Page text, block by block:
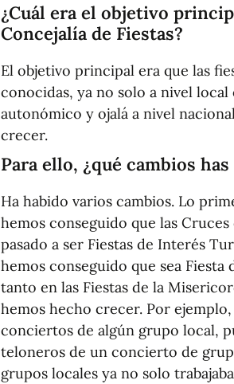
¿Cuál era el objetivo
Concejalía de Fiestas?
El objetivo principal era que las
conocidas, ya no solo a nivel
autonómico y ojalá a nivel
crecer.
Para ello, ¿qué cambios
Ha habido varios cambios. Lo
hemos conseguido que las
pasado a ser Fiestas de Interés
hemos conseguido que sea
tanto en las Fiestas de la
hemos hecho crecer. Por
conciertos de algún grupo local,
teloneros de un concierto de
grupos locales ya no solo